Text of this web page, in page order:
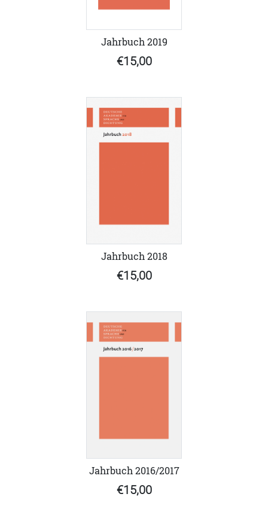
Jahrbuch 2019
€15,00
Jahrbuch 2018
€15,00
Jahrbuch 2016/2017
€15,00